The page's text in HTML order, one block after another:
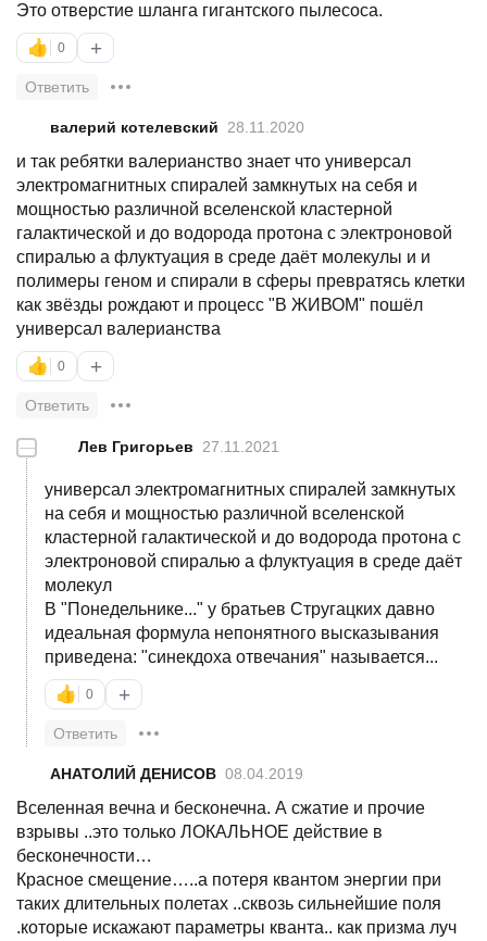
Это отверстие шланга гигантского пылесоса.
👍 0 +
Ответить
валерий котелевский 28.11.2020
и так ребятки валерианство знает что универсал
электромагнитных спиралей замкнутых на себя и
мощностью различной вселенской кластерной
галактической и до водорода протона с электроновой
спиралью а флуктуация в среде даёт молекулы и и
полимеры геном и спирали в сферы превратясь клетки
как звёзды рождают и процесс "В ЖИВОМ" пошёл
универсал валерианства
👍 0 +
Ответить
— Лев Григорьев 27.11.2021
универсал электромагнитных спиралей замкнутых
на себя и мощностью различной вселенской
кластерной галактической и до водорода протона с
электроновой спиралью а флуктуация в среде даёт
молекул
В "Понедельнике..." у братьев Стругацких давно
идеальная формула непонятного высказывания
приведена: "синекдоха отвечания" называется...
👍 0 +
Ответить
АНАТОЛИЙ ДЕНИСОВ 08.04.2019
Вселенная вечна и бесконечна. А сжатие и прочие
взрывы ..это только ЛОКАЛЬНОЕ действие в
бесконечности…
Красное смещение…..а потеря квантом энергии при
таких длительных полетах ..сквозь сильнейшие поля
.которые искажают параметры кванта.. как призма луч